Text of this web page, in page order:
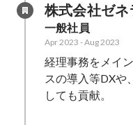
株式会社ゼ
一般社員
Apr 2023 -Aug 2023
経理事務をメイ
スの導入等DXや
しても貢献。